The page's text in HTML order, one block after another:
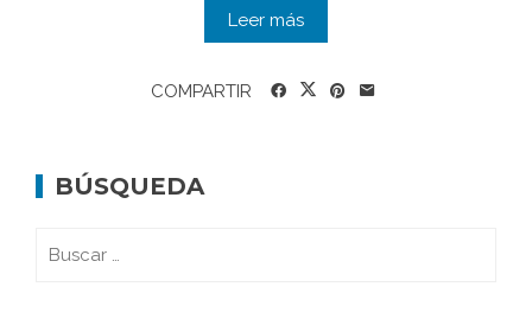
Leer más
COMPARTIR
BÚSQUEDA